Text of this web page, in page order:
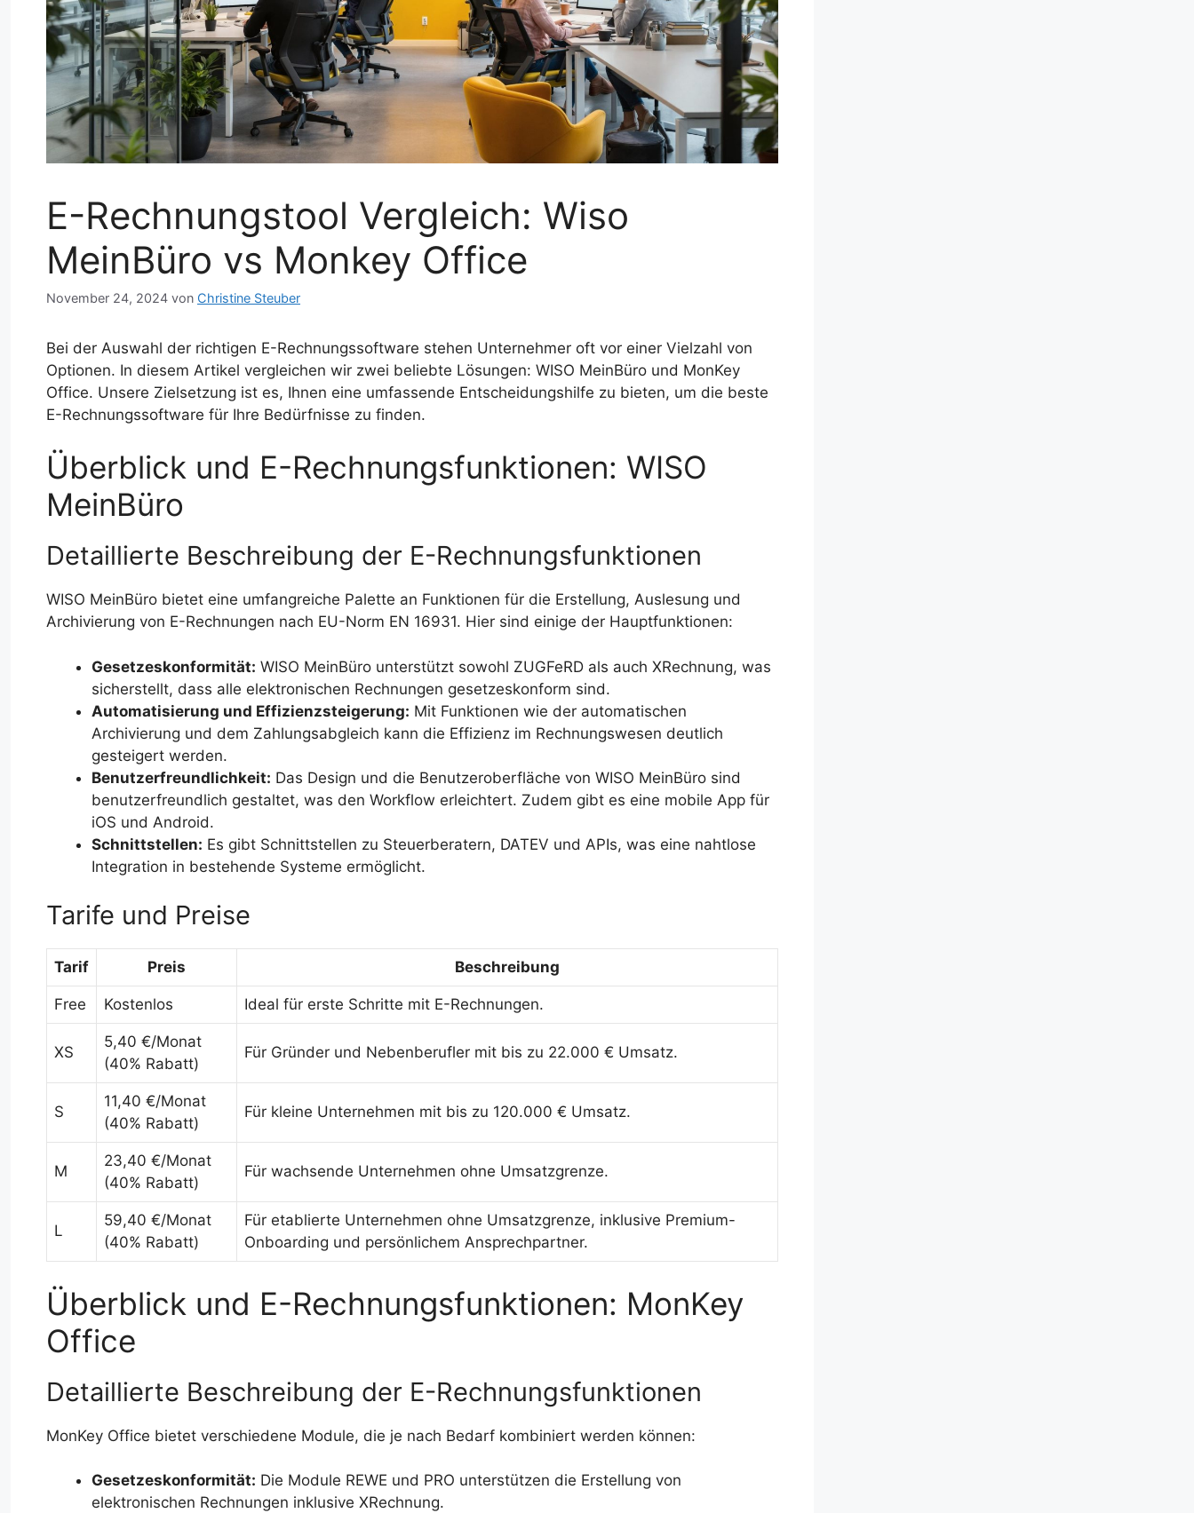
E-Rechnungstool Vergleich: Wiso
MeinBüro vs Monkey Office
November 24, 2024 von Christine Steuber
Bei der Auswahl der richtigen E-Rechnungssoftware stehen Unternehmer oft vor einer Vielzahl von
Optionen. In diesem Artikel vergleichen wir zwei beliebte Lösungen: WISO MeinBüro und MonKey
Office. Unsere Zielsetzung ist es, Ihnen eine umfassende Entscheidungshilfe zu bieten, um die beste
E-Rechnungssoftware für Ihre Bedürfnisse zu finden.
Überblick und E-Rechnungsfunktionen: WISO
MeinBüro
Detaillierte Beschreibung der E-Rechnungsfunktionen
WISO MeinBüro bietet eine umfangreiche Palette an Funktionen für die Erstellung, Auslesung und
Archivierung von E-Rechnungen nach EU-Norm EN 16931. Hier sind einige der Hauptfunktionen:
Gesetzeskonformität: WISO MeinBüro unterstützt sowohl ZUGFeRD als auch XRechnung, was
sicherstellt, dass alle elektronischen Rechnungen gesetzeskonform sind.
Automatisierung und Effizienzsteigerung: Mit Funktionen wie der automatischen
Archivierung und dem Zahlungsabgleich kann die Effizienz im Rechnungswesen deutlich
gesteigert werden.
Benutzerfreundlichkeit: Das Design und die Benutzeroberfläche von WISO MeinBüro sind
benutzerfreundlich gestaltet, was den Workflow erleichtert. Zudem gibt es eine mobile App für
iOS und Android.
Schnittstellen: Es gibt Schnittstellen zu Steuerberatern, DATEV und APIs, was eine nahtlose
Integration in bestehende Systeme ermöglicht.
Tarife und Preise
Tarif Preis Beschreibung
Free Kostenlos Ideal für erste Schritte mit E-Rechnungen.
XS
5,40 €/Monat
(40% Rabatt)
Für Gründer und Nebenberufler mit bis zu 22.000 € Umsatz.
S
11,40 €/Monat
(40% Rabatt)
Für kleine Unternehmen mit bis zu 120.000 € Umsatz.
M
23,40 €/Monat
(40% Rabatt)
Für wachsende Unternehmen ohne Umsatzgrenze.
L
59,40 €/Monat
(40% Rabatt)
Für etablierte Unternehmen ohne Umsatzgrenze, inklusive Premium-
Onboarding und persönlichem Ansprechpartner.
Überblick und E-Rechnungsfunktionen: MonKey
Office
Detaillierte Beschreibung der E-Rechnungsfunktionen
MonKey Office bietet verschiedene Module, die je nach Bedarf kombiniert werden können:
Gesetzeskonformität: Die Module REWE und PRO unterstützen die Erstellung von
elektronischen Rechnungen inklusive XRechnung.